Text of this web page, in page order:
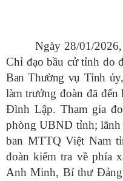
Ngày 28/01/
Chỉ đạo bầu cử tỉnh do
Ban Thường vụ Tỉnh
làm trưởng đoàn đã đến
Đình Lập. Tham gia
phòng UBND tỉnh;
ban MTTQ Việt Nam
đoàn kiểm tra về phía
Anh Minh, Bí thư